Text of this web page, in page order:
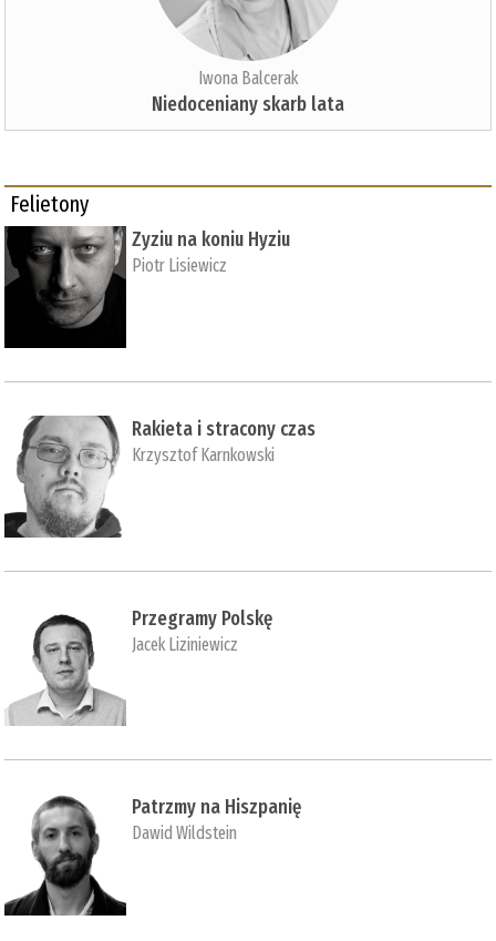
Iwona Balcerak
Niedoceniany skarb lata
Felietony
Zyziu na koniu Hyziu
Piotr Lisiewicz
Rakieta i stracony czas
Krzysztof Karnkowski
Przegramy Polskę
Jacek Liziniewicz
Patrzmy na Hiszpanię
Dawid Wildstein